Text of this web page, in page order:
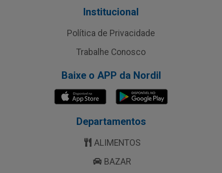
Institucional
Política de Privacidade
Trabalhe Conosco
Baixe o APP da Nordil
Departamentos
ALIMENTOS
BAZAR